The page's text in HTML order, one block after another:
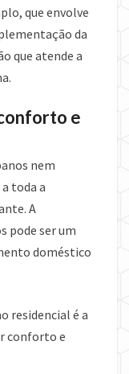
que envolve
da
que atende a
e
nem
toda a
A
pode ser um
doméstico
residencial é a
conforto e